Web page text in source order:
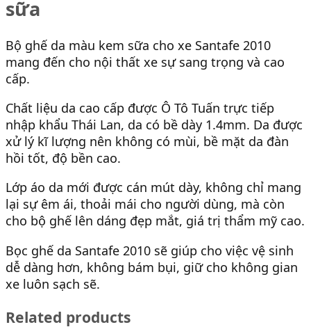
sữa
Bộ ghế da màu kem sữa cho xe Santafe 2010
mang đến cho nội thất xe sự sang trọng và cao
cấp.
Chất liệu da cao cấp được Ô Tô Tuấn trực tiếp
nhập khẩu Thái Lan, da có bề dày 1.4mm. Da được
xử lý kĩ lượng nên không có mùi, bề mặt da đàn
hồi tốt, độ bền cao.
Lớp áo da mới được cán mút dày, không chỉ mang
lại sự êm ái, thoải mái cho người dùng, mà còn
cho bộ ghế lên dáng đẹp mắt, giá trị thẩm mỹ cao.
Bọc ghế da Santafe 2010 sẽ giúp cho việc vệ sinh
dễ dàng hơn, không bám bụi, giữ cho không gian
xe luôn sạch sẽ.
Related products